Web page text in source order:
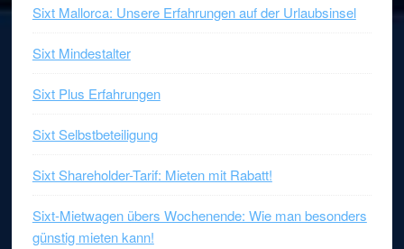
Sixt Mallorca: Unsere Erfahrungen auf der Urlaubsinsel
Sixt Mindestalter
Sixt Plus Erfahrungen
Sixt Selbstbeteiligung
Sixt Shareholder-Tarif: Mieten mit Rabatt!
Sixt-Mietwagen übers Wochenende: Wie man besonders
günstig mieten kann!